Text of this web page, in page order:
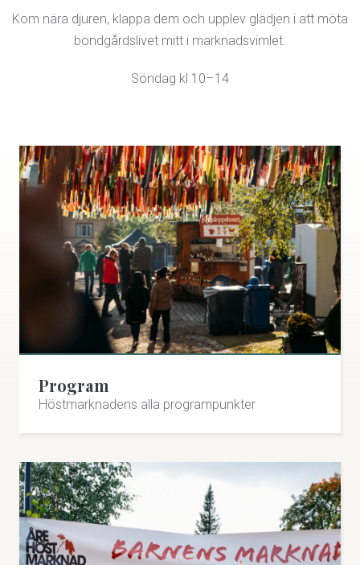
Kom nära djuren, klappa dem och upplev glädjen i att möta
bondgårdslivet mitt i marknadsvimlet.
Söndag kl 10–14
Program
Höstmarknadens alla programpunkter